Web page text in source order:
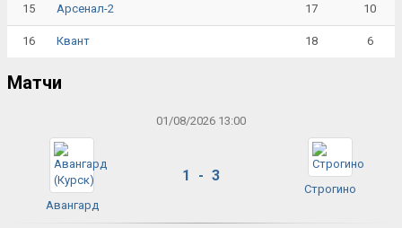
15 Арсенал-2 17 10
16 Квант 18 6
Матчи
01/08/2026 13:00
Авангард
1 - 3
Строгино